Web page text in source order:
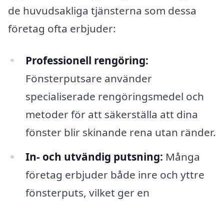
de huvudsakliga tjänsterna som dessa
företag ofta erbjuder:
Professionell rengöring:
Fönsterputsare använder
specialiserade rengöringsmedel och
metoder för att säkerställa att dina
fönster blir skinande rena utan ränder.
In- och utvändig putsning: Många
företag erbjuder både inre och yttre
fönsterputs, vilket ger en